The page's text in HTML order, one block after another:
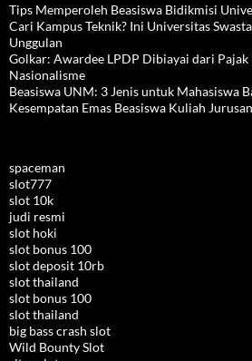
Tips Memperoleh Beasiswa Bidikmisi
Cari Kampus Teknik? Ini Universitas
Unggulan
Golkar: Awardee LPDP Dibiayai dari
Nasionalisme
Beasiswa UNM: 3 Jenis untuk Mahasiswa
Kesempatan Emas Beasiswa Kuliah
spaceman
slot777
slot 10k
judi resmi
slot hoki
slot bonus 100
slot deposit 10rb
slot thailand
slot bonus 100
slot thailand
big bass crash slot
Wild Bounty Slot